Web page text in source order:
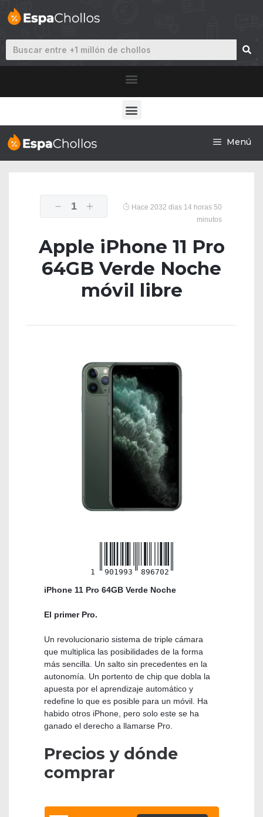
Menú
1
Hace 2032 dias 14 horas 50
minutos
Apple iPhone 11 Pro
64GB Verde Noche
móvil libre
1 901993 896702
iPhone 11 Pro 64GB Verde Noche
El primer Pro.
Un revolucio­nario sistema de triple cámara
que multiplica las posibilidades de la forma
más sencilla. Un salto sin precedentes en la
autonomía. Un portento de chip que dobla la
apuesta por el aprendizaje automático y
redefine lo que es posible para un móvil. Ha
habido otros iPhone, pero solo este se ha
ganado el derecho a llamarse Pro.
Precios y dónde
comprar